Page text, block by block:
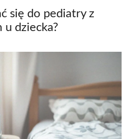
się do pediatry z
u dziecka?